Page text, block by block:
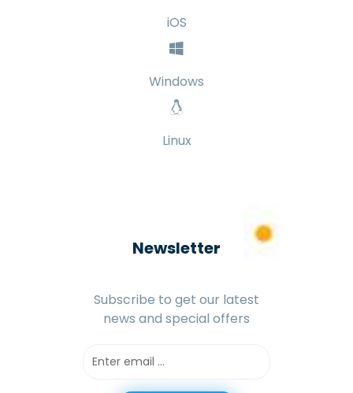
iOS
Windows
Linux
Newsletter
Subscribe to get our latest
news and special offers